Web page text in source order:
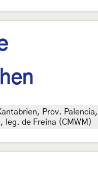
Prov.
leg. de Freina (CMWM)